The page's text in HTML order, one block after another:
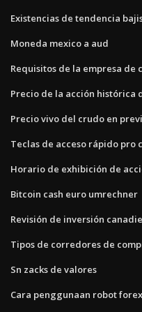
Existencias de tendencia
Moneda mexico a aud
Requisitos de la empresa
Precio de la acción histórica
Precio vivo del crudo en
Teclas de acceso rápido pro
Horario de exhibición de
Bitcoin cash euro umrechner
Revisión de inversión
Tipos de corredores de
Sn zacks de valores
Cara penggunaan robot forex